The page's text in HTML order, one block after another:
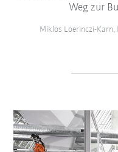
Weg zur
Miklos Loerinczi-Karn,